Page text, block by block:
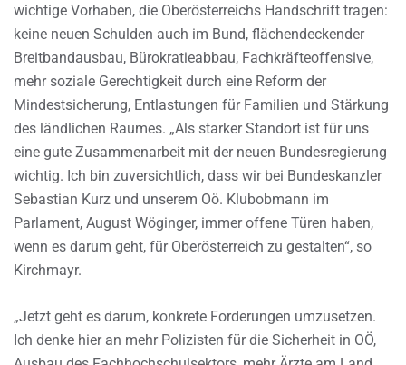
wichtige Vorhaben, die Oberösterreichs Handschrift tragen:
keine neuen Schulden auch im Bund, flächendeckender
Breitbandausbau, Bürokratieabbau, Fachkräfteoffensive,
mehr soziale Gerechtigkeit durch eine Reform der
Mindestsicherung, Entlastungen für Familien und Stärkung
des ländlichen Raumes. „Als starker Standort ist für uns
eine gute Zusammenarbeit mit der neuen Bundesregierung
wichtig. Ich bin zuversichtlich, dass wir bei Bundeskanzler
Sebastian Kurz und unserem Oö. Klubobmann im
Parlament, August Wöginger, immer offene Türen haben,
wenn es darum geht, für Oberösterreich zu gestalten“, so
Kirchmayr.
„Jetzt geht es darum, konkrete Forderungen umzusetzen.
Ich denke hier an mehr Polizisten für die Sicherheit in OÖ,